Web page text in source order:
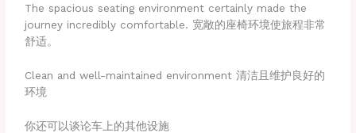
The spacious seating environment certainly made the
journey incredibly comfortable. 宽敞的座椅环境使旅程非常
舒适。
Clean and well-maintained environment 清洁且维护良好的
环境
你还可以谈论车上的其他设施